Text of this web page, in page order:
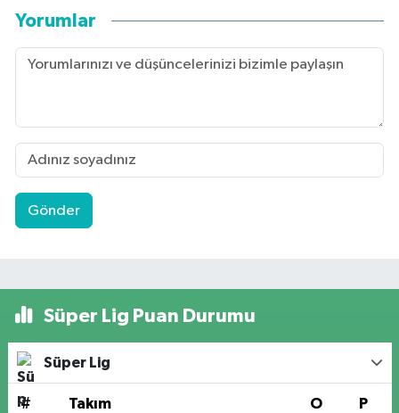
Yorumlar
Gönder
Süper Lig Puan Durumu
Süper Lig
# Takım O P